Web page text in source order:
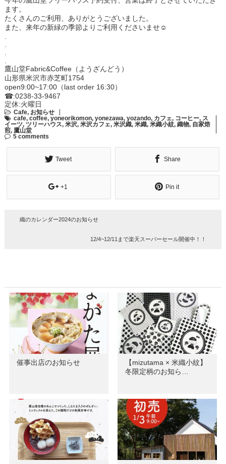
ます。
たくさんのご利用、ありがとうございました。
また、来年の新緑の季節よりご利用くださいませ☺︎
.
.
.
.
鷹山堂Fabric&Coffee（ようざんどう）
山形県米沢市赤芝町1754
open9:00~17:00（last order 16:30）
☎︎:0238-33-9467
定休:火曜日
Cafe, お知らせ
cafe, coffee, yoneorikomon, yonezawa, yozando, カフェ, コーヒー, ス
イーツ, ツリーハウス, 米沢, 米沢カフェ, 米沢織, 米織, 米織小紋, 織物, 自家焙
煎, 鷹山堂
5 comments
Tweet Share
+1 Pin it
織のカレンダー2024のお知らせ
12/4~12/11まで楽天スーパーセール開催中！！
催事出店のお知らせ
【mizutama × 米織小紋】
冬限定柄のお知ら…